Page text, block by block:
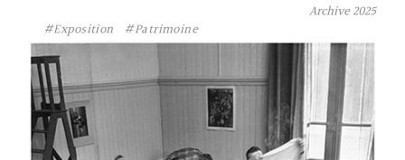
Archive2025
#Exposition
#Patrimoine